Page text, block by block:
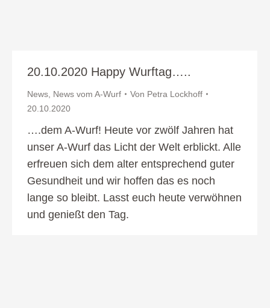
20.10.2020 Happy Wurftag…..
News, News vom A-Wurf Von Petra Lockhoff
20.10.2020
….dem A-Wurf! Heute vor zwölf Jahren hat
unser A-Wurf das Licht der Welt erblickt. Alle
erfreuen sich dem alter entsprechend guter
Gesundheit und wir hoffen das es noch
lange so bleibt. Lasst euch heute verwöhnen
und genießt den Tag.